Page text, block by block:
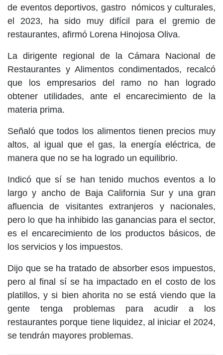
de eventos deportivos, gastro nómicos y culturales,
el 2023, ha sido muy difícil para el gremio de
restaurantes, afirmó Lorena Hinojosa Oliva.
La dirigente regional de la Cámara Nacional de
Restaurantes y Alimentos condimentados, recalcó
que los empresarios del ramo no han logrado
obtener utilidades, ante el encarecimiento de la
materia prima.
Señaló que todos los alimentos tienen precios muy
altos, al igual que el gas, la energía eléctrica, de
manera que no se ha logrado un equilibrio.
Indicó que sí se han tenido muchos eventos a lo
largo y ancho de Baja California Sur y una gran
afluencia de visitantes extranjeros y nacionales,
pero lo que ha inhibido las ganancias para el sector,
es el encarecimiento de los productos básicos, de
los servicios y los impuestos.
Dijo que se ha tratado de absorber esos impuestos,
pero al final sí se ha impactado en el costo de los
platillos, y si bien ahorita no se está viendo que la
gente tenga problemas para acudir a los
restaurantes porque tiene liquidez, al iniciar el 2024,
se tendrán mayores problemas.